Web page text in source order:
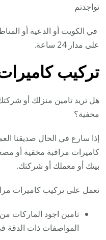
تواجدتم
في الكويت أو الدعية أو
على مدار 24 ساعة.
تركيب
هل تريد تامين منزلك أو
مخفية؟
إذا سارع في الحال صديقنا
كاميرات مراقبة مخفية أو
بيتك أو معملك أو شركتك.
نعمل على تركيب كاميرات
تامين اجود الماركات
المواصفات ذات الدقة